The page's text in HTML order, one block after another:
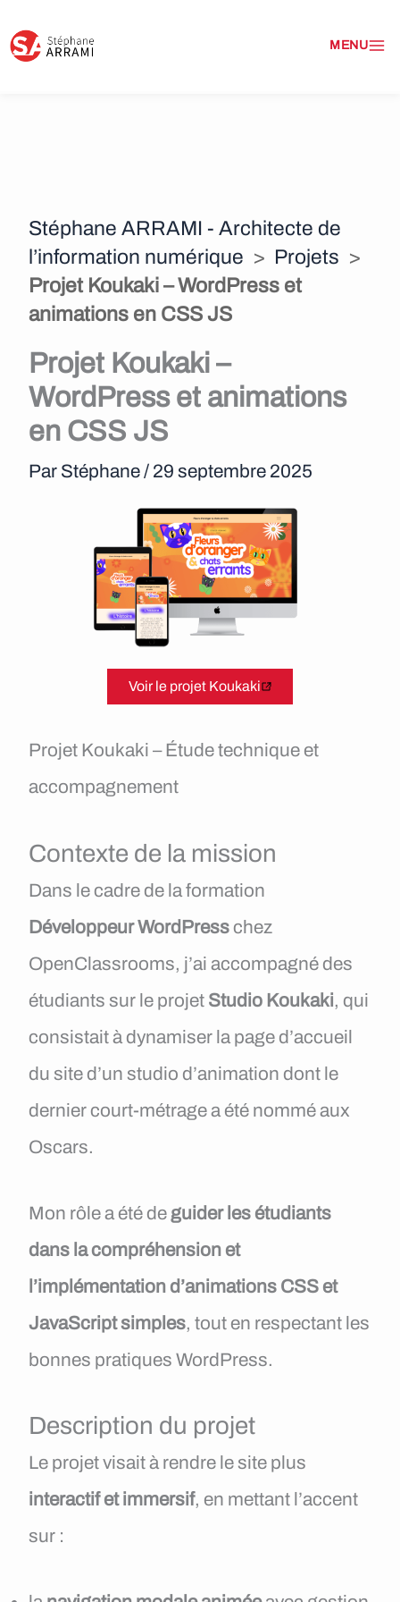
Stéphane ARRAMI - Architecte de
l’information numérique > Projets >
Projet Koukaki – WordPress et
animations en CSS JS
Projet Koukaki –
WordPress et animations
en CSS JS
Par Stéphane/ 29 septembre 2025
Voir le projet Koukaki
Projet Koukaki – Étude technique et
accompagnement
Contexte de la mission
Dans le cadre de la formation
Développeur WordPresschez
OpenClassrooms, j’ai accompagné des
étudiants sur le projet Studio Koukaki, qui
consistait à dynamiser la page d’accueil
du site d’un studio d’animation dont le
dernier court-métrage a été nommé aux
Oscars.
Mon rôle a été de guider les étudiants
dans la compréhension et
l’implémentation d’animations CSS et
JavaScript simples, tout en respectant les
bonnes pratiques WordPress.
Description du projet
Le projet visait à rendre le site plus
interactif et immersif, en mettant l’accent
sur :